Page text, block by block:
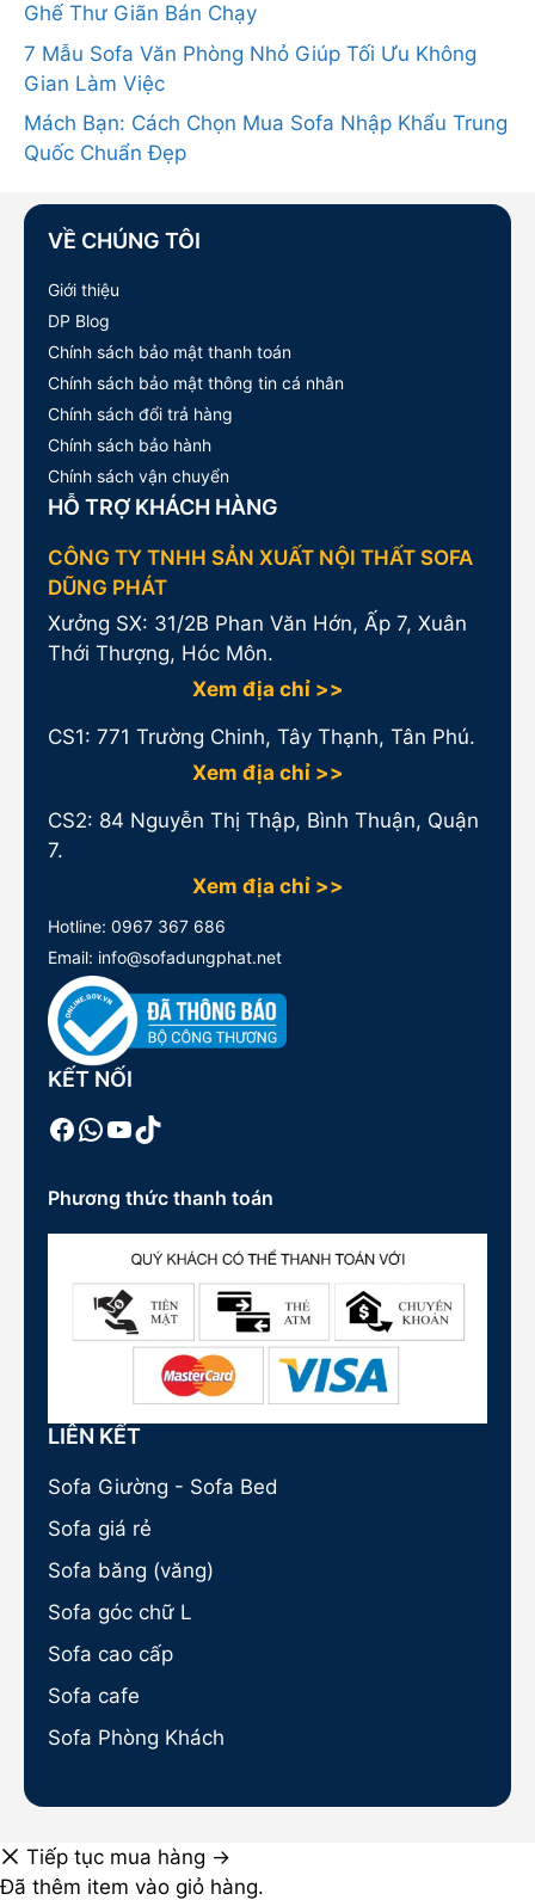
Ghế Thư Giãn Bán Chạy
7 Mẫu Sofa Văn Phòng Nhỏ Giúp Tối Ưu Không
Gian Làm Việc
Mách Bạn: Cách Chọn Mua Sofa Nhập Khẩu Trung
Quốc Chuẩn Đẹp
VỀ CHÚNG TÔI
Giới thiệu
DP Blog
Chính sách bảo mật thanh toán
Chính sách bảo mật thông tin cá nhân
Chính sách đổi trả hàng
Chính sách bảo hành
Chính sách vận chuyển
HỖ TRỢ KHÁCH HÀNG
CÔNG TY TNHH SẢN XUẤT NỘI THẤT SOFA
DŨNG PHÁT
Xưởng SX: 31/2B Phan Văn Hớn, Ấp 7, Xuân
Thới Thượng, Hóc Môn.
Xem địa chỉ >>
CS1: 771 Trường Chinh, Tây Thạnh, Tân Phú.
Xem địa chỉ >>
CS2: 84 Nguyễn Thị Thập, Bình Thuận, Quận
7.
Xem địa chỉ >>
Hotline: 0967 367 686
Email: info@sofadungphat.net
KẾT NỐI
Facebook
WhatsApp
Youtube
TikTok
Phương thức thanh toán
LIÊN KẾT
Sofa Giường - Sofa Bed
Sofa giá rẻ
Sofa băng (văng)
Sofa góc chữ L
Sofa cao cấp
Sofa cafe
Sofa Phòng Khách
Tiếp tục mua hàng →
Đã thêm item vào giỏ hàng.